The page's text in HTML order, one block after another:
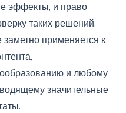
эффекты, и право
таких решений.
применяется к
и любому
значительные